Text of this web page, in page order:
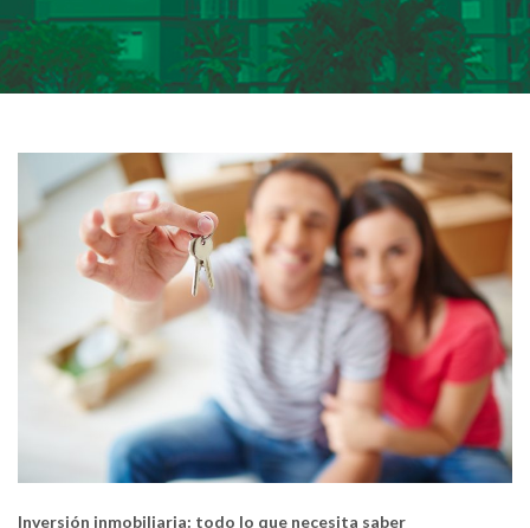
Inversión inmobiliaria: todo lo que necesita saber